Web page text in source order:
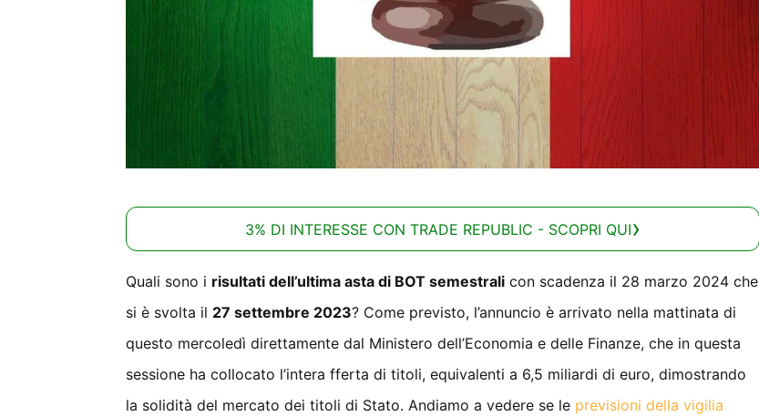
3% DI INTERESSE CON TRADE REPUBLIC - SCOPRI QUI
Quali sono i risultati dell’ultima asta di BOT semestrali con scadenza il 28 marzo 2024 che
si è svolta il 27 settembre 2023? Come previsto, l’annuncio è arrivato nella mattinata di
questo mercoledì direttamente dal Ministero dell’Economia e delle Finanze, che in questa
sessione ha collocato l’intera fferta di titoli, equivalenti a 6,5 miliardi di euro, dimostrando
la solidità del mercato dei titoli di Stato. Andiamo a vedere se le previsioni della vigilia